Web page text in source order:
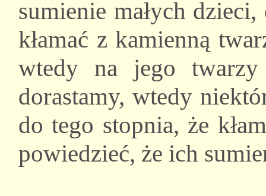
sumienie małych
kłamać z kamienną
wtedy na jego
dorastamy, wtedy
do tego stopnia, że
powiedzieć, że ich